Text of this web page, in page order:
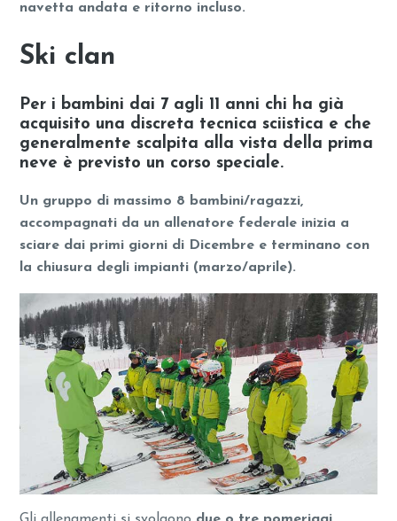
navetta andata e ritorno incluso.
Ski clan
Per i bambini dai 7 agli 11 anni chi ha già
acquisito una discreta tecnica sciistica e che
generalmente scalpita alla vista della prima
neve è previsto un corso speciale.
Un gruppo di massimo 8 bambini/ragazzi,
accompagnati da un allenatore federale inizia a
sciare dai primi giorni di Dicembre e terminano con
la chiusura degli impianti (marzo/aprile).